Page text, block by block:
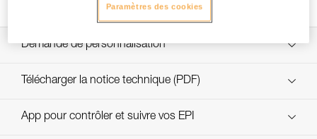
Demande de personnalisation
Custom_casques_FR
Télécharger la notice technique (PDF)
Technical Notice
App pour contrôler et suivre vos EPI
Paramètres des cookies